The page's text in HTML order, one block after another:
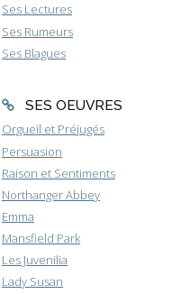
Ses Lectures
Ses Rumeurs
Ses Blagues
SES OEUVRES
Orgueil et Préjugés
Persuasion
Raison et Sentiments
Northanger Abbey
Emma
Mansfield Park
Les Juvenilia
Lady Susan